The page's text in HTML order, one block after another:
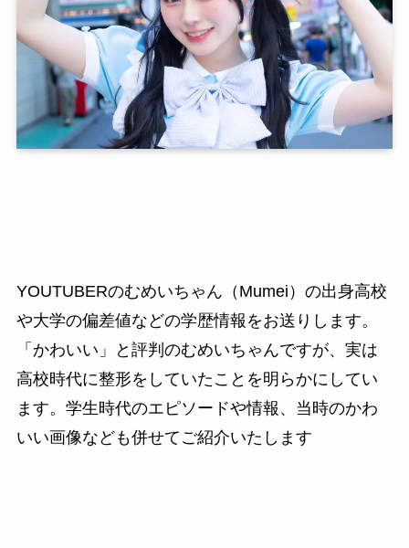
YOUTUBERのむめいちゃん（Mumei）の出身高校
や大学の偏差値などの学歴情報をお送りします。
「かわいい」と評判のむめいちゃんですが、実は
高校時代に整形をしていたことを明らかにしてい
ます。学生時代のエピソードや情報、当時のかわ
いい画像なども併せてご紹介いたします